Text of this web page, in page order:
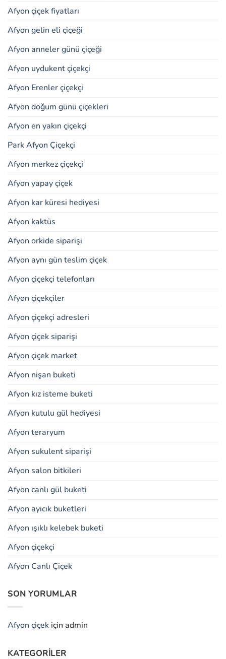
Afyon çiçek fiyatları
Afyon gelin eli çiçeği
Afyon anneler günü çiçeği
Afyon uydukent çiçekçi
Afyon Erenler çiçekçi
Afyon doğum günü çiçekleri
Afyon en yakın çiçekçi
Park Afyon Çiçekçi
Afyon merkez çiçekçi
Afyon yapay çiçek
Afyon kar küresi hediyesi
Afyon kaktüs
Afyon orkide siparişi
Afyon aynı gün teslim çiçek
Afyon çiçekçi telefonları
Afyon çiçekçiler
Afyon çiçekçi adresleri
Afyon çiçek siparişi
Afyon çiçek market
Afyon nişan buketi
Afyon kız isteme buketi
Afyon kutulu gül hediyesi
Afyon teraryum
Afyon sukulent siparişi
Afyon salon bitkileri
Afyon canlı gül buketi
Afyon ayıcık buketleri
Afyon ışıklı kelebek buketi
Afyon çiçekçi
Afyon Canlı Çiçek
SON YORUMLAR
Afyon çiçek için admin
KATEGORILER